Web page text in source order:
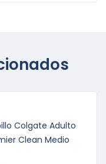
Colgate Adulto
Clean Medio